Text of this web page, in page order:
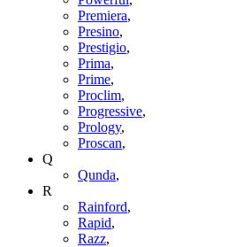
Premiera,
Presino,
Prestigio,
Prima,
Prime,
Proclim,
Progressive,
Prology,
Proscan,
Q
Qunda,
R
Rainford,
Rapid,
Razz,